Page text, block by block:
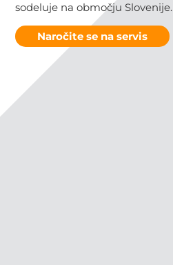
sodeluje na območju Slovenije.
Naročite se na servis